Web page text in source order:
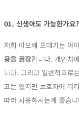
01. 신생아도 가능한가요
저희 아오베 포대기는 아
용을 권장합니다. 개인차
니다. 그리고 일반적으로는
고는 있지만 보호자에 따
따라 사용하시는게 좋습